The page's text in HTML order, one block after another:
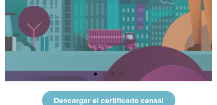
Descargar el certificado censal